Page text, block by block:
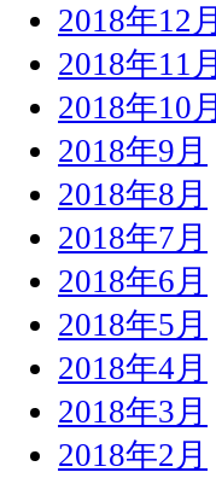
2018年12月
2018年11月
2018年10月
2018年9月
2018年8月
2018年7月
2018年6月
2018年5月
2018年4月
2018年3月
2018年2月